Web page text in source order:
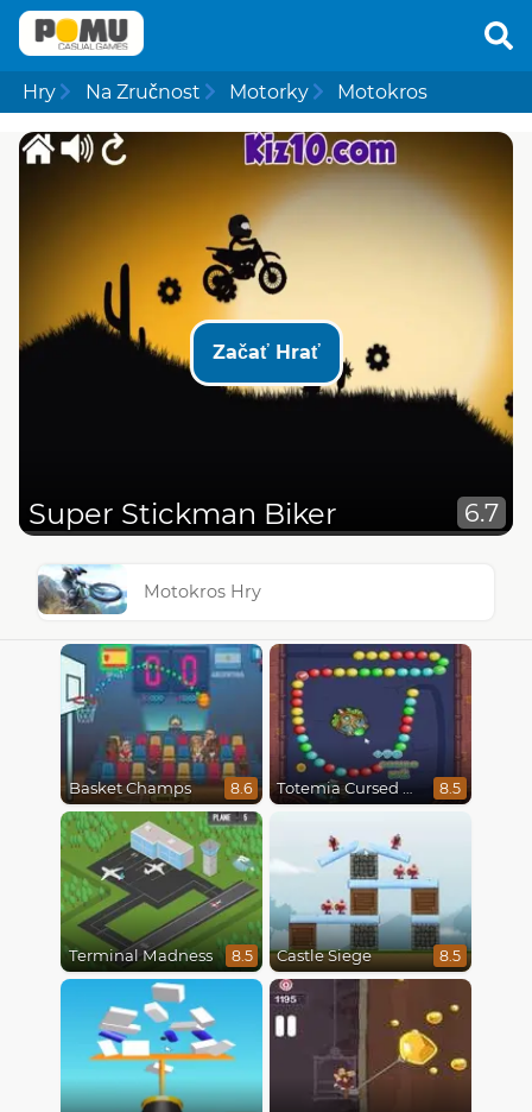
Hry Na Zručnost Motorky Motokros
Začať Hrať
Super Stickman Biker 6.7
Motokros Hry
Basket Champs 8.6 Totemia Cursed Marbles 8.5
Terminal Madness 8.5 Castle Siege 8.5